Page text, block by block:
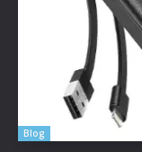
Blog